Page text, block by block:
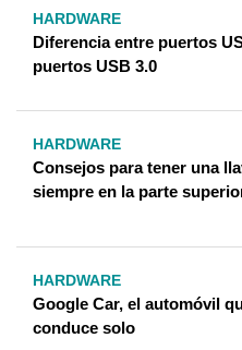
HARDWARE
Diferencia entre puertos
puertos USB 3.0
HARDWARE
Consejos para tener una
siempre en la parte
HARDWARE
Google Car, el automóvil
conduce solo